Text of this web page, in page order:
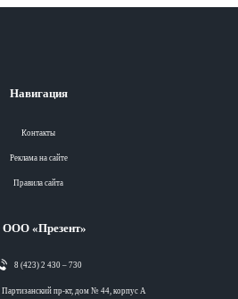
Навигация
Контакты
Реклама на сайте
Правила сайта
«Презент»
8 (423) 2 430 – 730
Партизанский пр-кт, дом № 44, корпус А